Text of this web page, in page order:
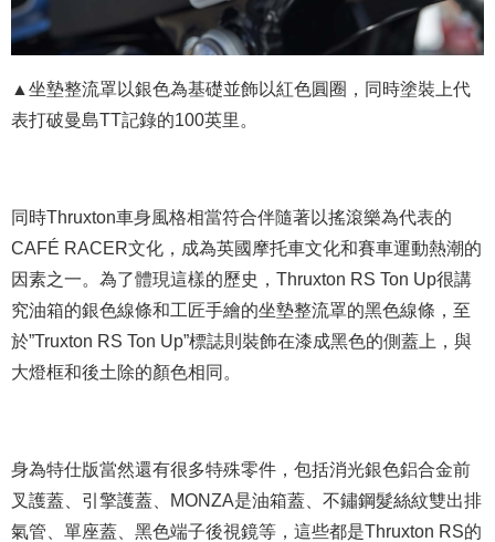
▲坐墊整流罩以銀色為基礎並飾以紅色圓圈，同時塗裝上代
表打破曼島TT記錄的100英里。
同時Thruxton車身風格相當符合伴隨著以搖滾樂為代表的
CAFÉ RACER文化，成為英國摩托車文化和賽車運動熱潮的
因素之一。為了體現這樣的歷史，Thruxton RS Ton Up很講
究油箱的銀色線條和工匠手繪的坐墊整流罩的黑色線條，至
於”Truxton RS Ton Up”標誌則裝飾在漆成黑色的側蓋上，與
大燈框和後土除的顏色相同。
身為特仕版當然還有很多特殊零件，包括消光銀色鋁合金前
叉護蓋、引擎護蓋、MONZA是油箱蓋、不鏽鋼髮絲紋雙出排
氣管、單座蓋、黑色端子後視鏡等，這些都是Thruxton RS的